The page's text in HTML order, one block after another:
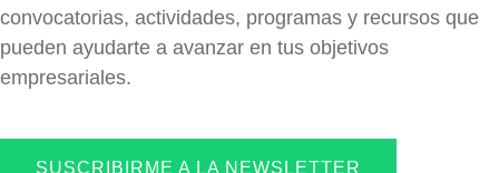
convocatorias, actividades, programas y recursos que
pueden ayudarte a avanzar en tus objetivos
empresariales.
SUSCRIBIRME A LA NEWSLETTER